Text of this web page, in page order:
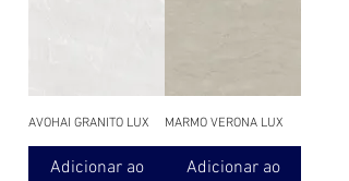
AVOHAI GRANITO LUX
Adicionar ao
MARMO VERONA LUX
Adicionar ao